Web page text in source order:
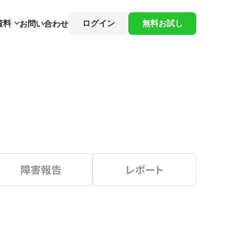
料 お問い合わせ ログイン 無料お試し
障害報告 レポート